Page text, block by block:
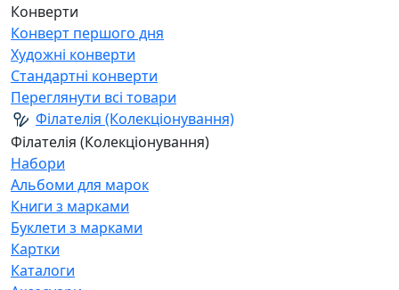
Конверти
Конверт першого дня
Художні конверти
Стандартні конверти
Переглянути всі товари
Філателія (Колекціонування)
Філателія (Колекціонування)
Набори
Альбоми для марок
Книги з марками
Буклети з марками
Картки
Каталоги